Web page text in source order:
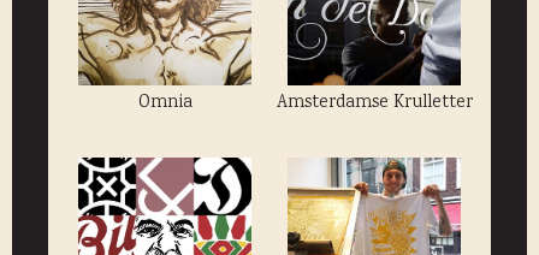
Omnia Amsterdamse Krulletter